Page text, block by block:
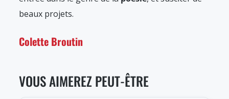
beaux projets.
Colette Broutin
VOUS AIMEREZ PEUT-ÊTRE